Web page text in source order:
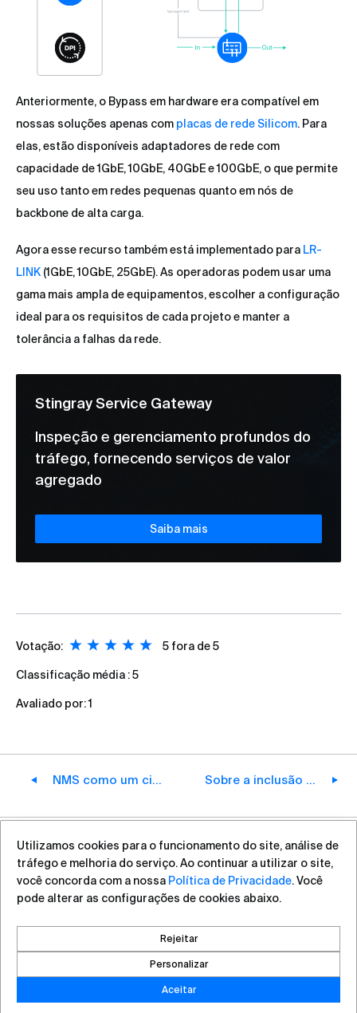
Anteriormente, o Bypass em hardware era compatível em
nossas soluções apenas com placas de rede Silicom. Para
elas, estão disponíveis adaptadores de rede com
capacidade de 1GbE, 10GbE, 40GbE e 100GbE, o que permite
seu uso tanto em redes pequenas quanto em nós de
backbone de alta carga.
Agora esse recurso também está implementado para LR-
LINK (1GbE, 10GbE, 25GbE). As operadoras podem usar uma
gama mais ampla de equipamentos, escolher a configuração
ideal para os requisitos de cada projeto e manter a
tolerância a falhas da rede.
Stingray Service Gateway
Inspeção e gerenciamento profundos do
tráfego, fornecendo serviços de valor
agregado
Saiba mais
Votação: 5 fora de 5
Classificação média :5
Avaliado por:1
NMS como um circuito único de gestão do Stingray Sobre a inclusão da empresa na lista de sanções da UE
Direitos autorais ©2026, VAS Experts
Saint Petersburg, Liteyniy Avenue, 26A
Criado por DROZD.RED
Política de privacidade
+7 (812) 313-88-54 sales@vas.expert
Utilizamos cookies para o funcionamento do site, análise de
tráfego e melhoria do serviço. Ao continuar a utilizar o site,
você concorda com a nossa Política de Privacidade. Você
pode alterar as configurações de cookies abaixo.
Rejeitar
Personalizar
Aceitar